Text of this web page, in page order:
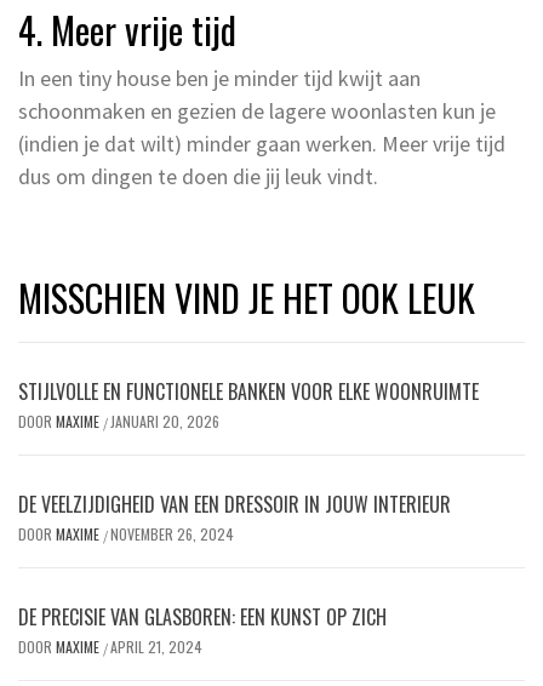
4. Meer vrije tijd
In een tiny house ben je minder tijd kwijt aan
schoonmaken en gezien de lagere woonlasten kun je
(indien je dat wilt) minder gaan werken. Meer vrije tijd
dus om dingen te doen die jij leuk vindt.
MISSCHIEN VIND JE HET OOK LEUK
STIJLVOLLE EN FUNCTIONELE BANKEN VOOR ELKE WOONRUIMTE
DOOR MAXIME / JANUARI 20, 2026
DE VEELZIJDIGHEID VAN EEN DRESSOIR IN JOUW INTERIEUR
DOOR MAXIME /NOVEMBER 26, 2024
DE PRECISIE VAN GLASBOREN: EEN KUNST OP ZICH
DOOR MAXIME /APRIL 21, 2024